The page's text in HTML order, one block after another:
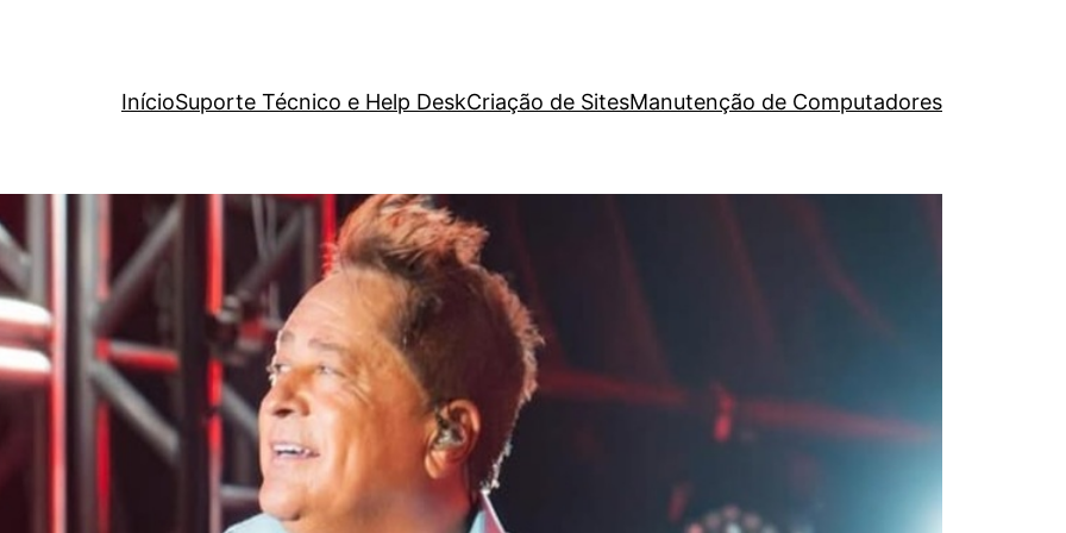
InícioSuporte Técnico e Help DeskCriação de SitesManutenção de Computadores